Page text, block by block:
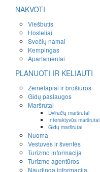
NAKVOTI
Viešbutis
Hosteliai
Svečių namai
Kempingas
Apartamentai
PLANUOTI IR KELIAUTI
Žemėlapiai ir brošiūros
Gidų paslaugos
Maršrutai
Dviračių maršrutai
Interaktyvūs maršrutai
Gidų maršrutai
Nuoma
Vestuvės ir šventės
Turizmo informacija
Turizmo agentūros
Naudinga informacija